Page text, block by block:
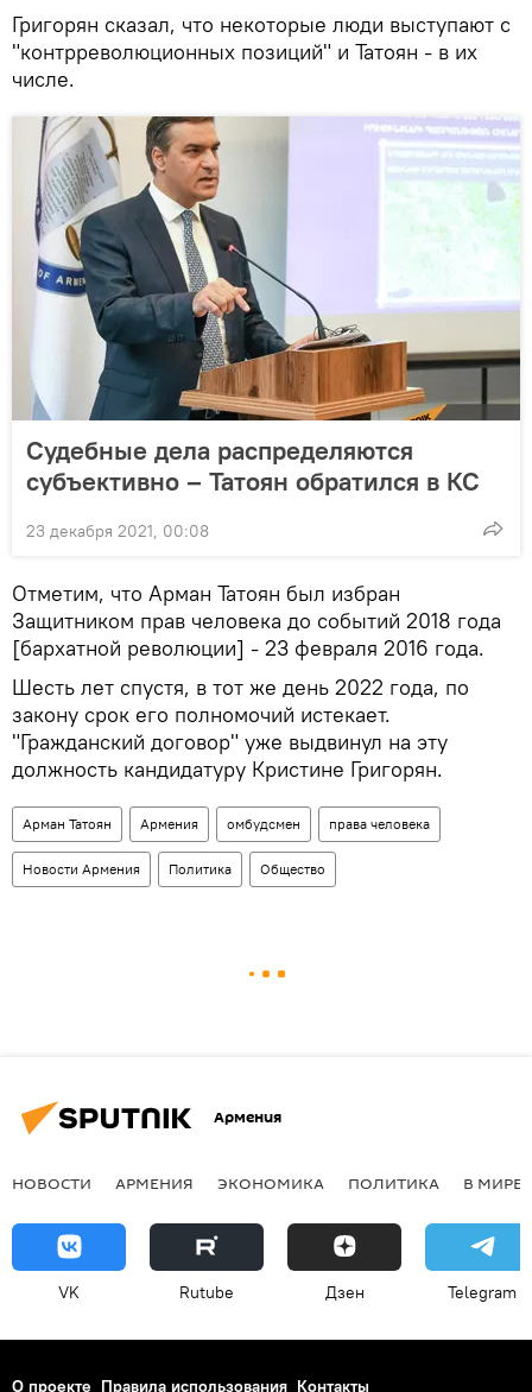
Григорян сказал, что некоторые люди выступают с
"контрреволюционных позиций" и Татоян - в их
числе.
Судебные дела распределяются
субъективно – Татоян обратился в КС
23 декабря 2021, 00:08
Отметим, что Арман Татоян был избран
Защитником прав человека до событий 2018 года
[бархатной революции] - 23 февраля 2016 года.
Шесть лет спустя, в тот же день 2022 года, по
закону срок его полномочий истекает.
"Гражданский договор" уже выдвинул на эту
должность кандидатуру Кристине Григорян.
Арман Татоян Армения омбудсмен права человека
Новости Армения Политика Общество
Армения
НОВОСТИ АРМЕНИЯ ЭКОНОМИКА ПОЛИТИКА В МИРЕ
VK Rutube Дзен Telegram
О проекте Правила использования Контакты